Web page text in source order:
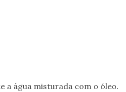
a água misturada com o óleo.